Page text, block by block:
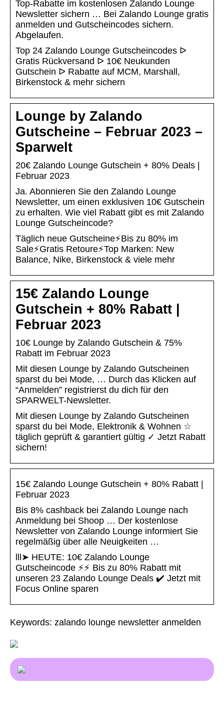
Top-Rabatte im kostenlosen Zalando Lounge
Newsletter sichern … Bei Zalando Lounge gratis
anmelden und Gutscheincodes sichern.
Abgelaufen.
Top 24 Zalando Lounge Gutscheincodes ᐅ
Gratis Rückversand ᐅ 10€ Neukunden
Gutschein ᐅ Rabatte auf MCM, Marshall,
Birkenstock & mehr sichern
Lounge by Zalando
Gutscheine – Februar 2023 –
Sparwelt
20€ Zalando Lounge Gutschein + 80% Deals |
Februar 2023
Ja. Abonnieren Sie den Zalando Lounge
Newsletter, um einen exklusiven 10€ Gutschein
zu erhalten. Wie viel Rabatt gibt es mit Zalando
Lounge Gutscheincode?
Täglich neue Gutscheine⚡Bis zu 80% im
Sale⚡Gratis Retoure⚡Top Marken: New
Balance, Nike, Birkenstock & viele mehr
15€ Zalando Lounge
Gutschein + 80% Rabatt |
Februar 2023
10€ Lounge by Zalando Gutschein & 75%
Rabatt im Februar 2023
Mit diesen Lounge by Zalando Gutscheinen
sparst du bei Mode, … Durch das Klicken auf
“Anmelden” registrierst du dich für den
SPARWELT-Newsletter.
Mit diesen Lounge by Zalando Gutscheinen
sparst du bei Mode, Elektronik & Wohnen ☆
täglich geprüft & garantiert gültig ✓ Jetzt Rabatt
sichern!
15€ Zalando Lounge Gutschein + 80% Rabatt |
Februar 2023
Bis 8% cashback bei Zalando Lounge nach
Anmeldung bei Shoop … Der kostenlose
Newsletter von Zalando Lounge informiert Sie
regelmäßig über alle Neuigkeiten …
lll➤ HEUTE: 10€ Zalando Lounge
Gutscheincode ⚡⚡ Bis zu 80% Rabatt mit
unseren 23 Zalando Lounge Deals ✔️ Jetzt mit
Focus Online sparen
Keywords: zalando lounge newsletter anmelden